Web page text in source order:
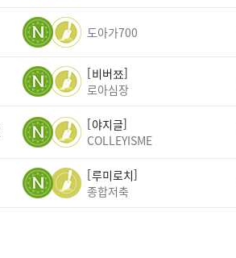
도아가700
비버쬬
로아심장
야지글
COLLEYISME
루미로치
종합저축